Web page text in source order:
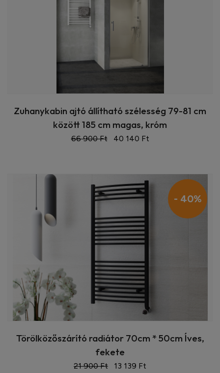
Zuhanykabin ajtó állítható szélesség 79-81 cm
között 185 cm magas, króm
66 900 Ft 40 140 Ft
- 40%
Törölközőszárító radiátor 70cm * 50cm Íves,
fekete
21 900 Ft 13 139 Ft